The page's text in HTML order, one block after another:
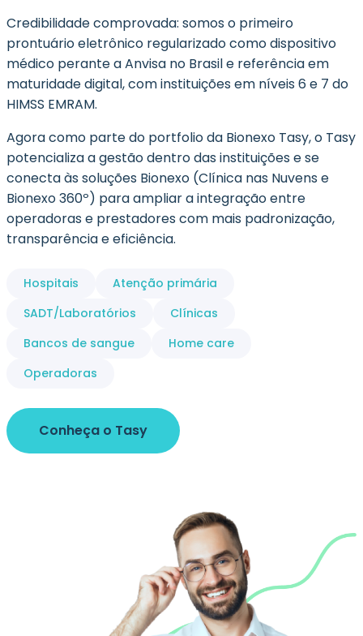
Credibilidade comprovada: somos o primeiro
prontuário eletrônico regularizado como dispositivo
médico perante a Anvisa no Brasil e referência em
maturidade digital, com instituições em níveis 6 e 7 do
HIMSS EMRAM.
Agora como parte do portfolio da Bionexo Tasy, o Tasy
potencializa a gestão dentro das instituições e se
conecta às soluções Bionexo (Clínica nas Nuvens e
Bionexo 360º) para ampliar a integração entre
operadoras e prestadores com mais padronização,
transparência e eficiência.
Hospitais
Atenção primária
SADT/Laboratórios
Clínicas
Bancos de sangue
Home care
Operadoras
Conheça o Tasy